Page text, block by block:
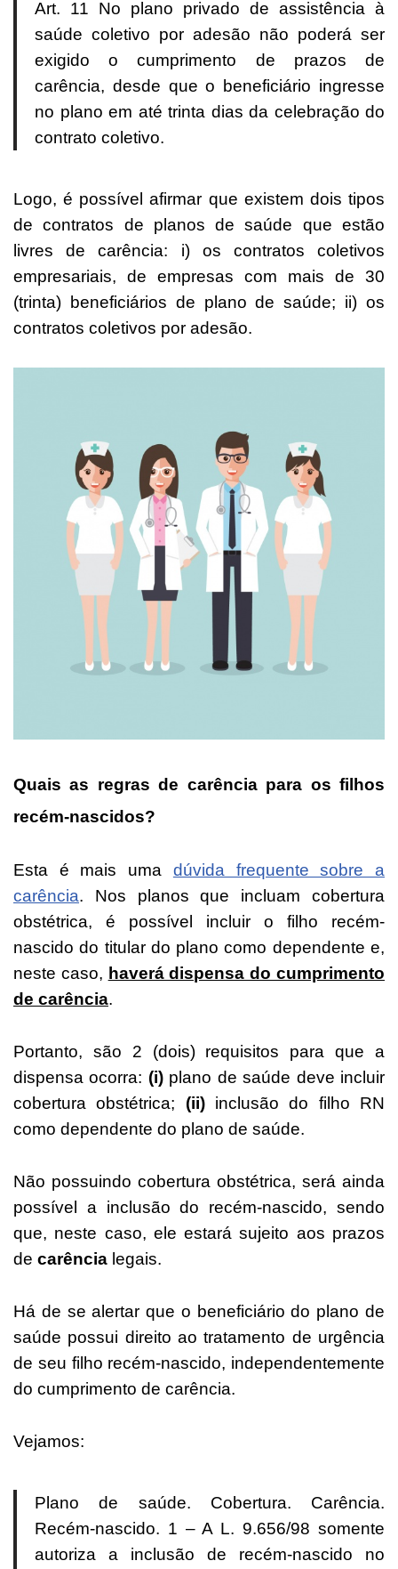
Art. 11 No plano privado de assistência à
saúde coletivo por adesão não poderá ser
exigido o cumprimento de prazos de
carência, desde que o beneficiário ingresse
no plano em até trinta dias da celebração do
contrato coletivo.
Logo, é possível afirmar que existem dois tipos
de contratos de planos de saúde que estão
livres de carência: i) os contratos coletivos
empresariais, de empresas com mais de 30
(trinta) beneficiários de plano de saúde; ii) os
contratos coletivos por adesão.
Quais as regras de carência para os filhos
recém-nascidos?
Esta é mais uma dúvida frequente sobre a
carência. Nos planos que incluam cobertura
obstétrica, é possível incluir o filho recém-
nascido do titular do plano como dependente e,
neste caso, haverá dispensa do cumprimento
de carência.
Portanto, são 2 (dois) requisitos para que a
dispensa ocorra: (i)plano de saúde deve incluir
cobertura obstétrica; (ii)inclusão do filho RN
como dependente do plano de saúde.
Não possuindo cobertura obstétrica, será ainda
possível a inclusão do recém-nascido, sendo
que, neste caso, ele estará sujeito aos prazos
de carência legais.
Há de se alertar que o beneficiário do plano de
saúde possui direito ao tratamento de urgência
de seu filho recém-nascido, independentemente
do cumprimento de carência.
Vejamos:
Plano de saúde. Cobertura. Carência.
Recém-nascido. 1 – A L. 9.656/98 somente
autoriza a inclusão de recém-nascido no